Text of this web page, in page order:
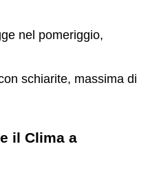
nel pomeriggio,
schiarite, massima di
il Clima a